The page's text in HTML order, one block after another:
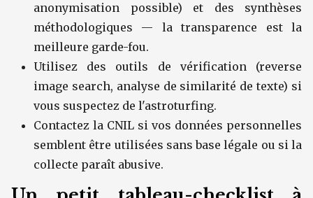
anonymisation possible) et des synthèses
méthodologiques — la transparence est la
meilleure garde-fou.
Utilisez des outils de vérification (reverse
image search, analyse de similarité de texte) si
vous suspectez de l'astroturfing.
Contactez la CNIL si vos données personnelles
semblent être utilisées sans base légale ou si la
collecte paraît abusive.